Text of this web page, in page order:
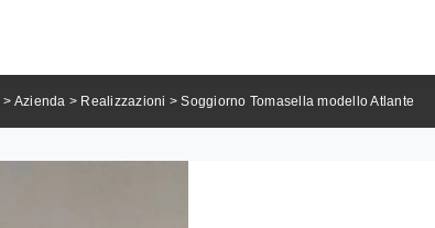
> Azienda > Realizzazioni >Soggiorno Tomasella modello Atlante